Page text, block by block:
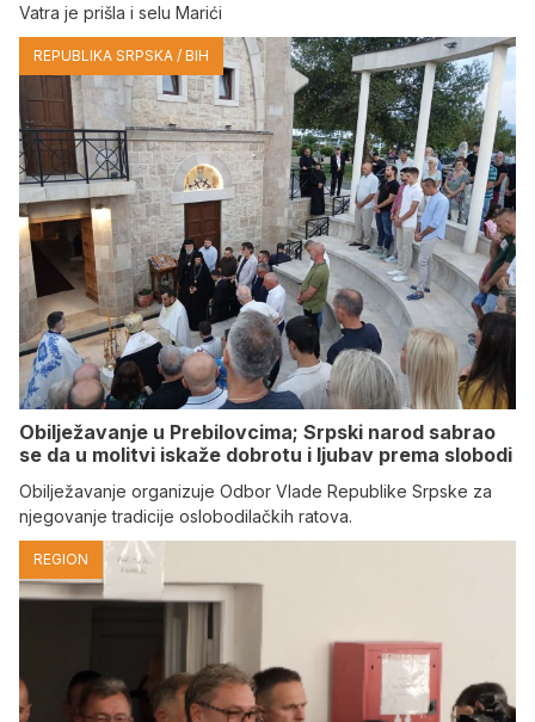
Vatra je prišla i selu Marići
REPUBLIKA SRPSKA / BIH
Obilježavanje u Prebilovcima; Srpski narod sabrao
se da u molitvi iskaže dobrotu i ljubav prema slobodi
Obilježavanje organizuje Odbor Vlade Republike Srpske za
njegovanje tradicije oslobodilačkih ratova.
REGION